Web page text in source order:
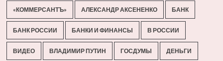
«КОММЕРСАНТЪ» АЛЕКСАНДР АКСЕНЕНКО БАНК
БАНК РОССИИ БАНКИ И ФИНАНСЫ В РОССИИ
ВИДЕО ВЛАДИМИР ПУТИН ГОСДУМЫ ДЕНЬГИ